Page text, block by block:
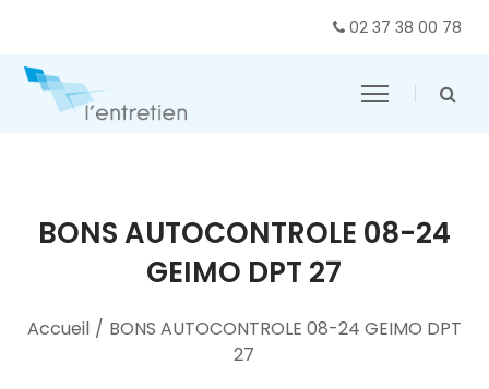
02 37 38 00 78
BONS AUTOCONTROLE 08-24
GEIMO DPT 27
Accueil / BONS AUTOCONTROLE 08-24 GEIMO DPT
27